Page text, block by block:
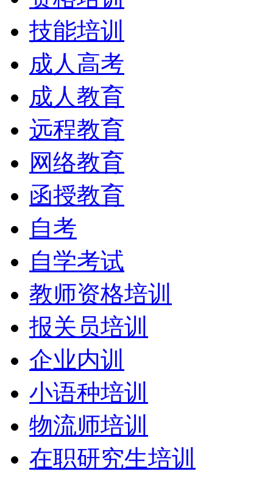
技能培训
成人高考
成人教育
远程教育
网络教育
函授教育
自考
自学考试
教师资格培训
报关员培训
企业内训
小语种培训
物流师培训
在职研究生培训